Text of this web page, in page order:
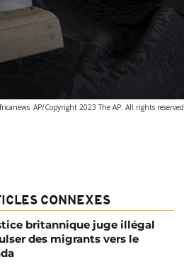
AP/Copyright 2023 The AP. All rights reserved
CONNEXES
britannique juge illégal
des migrants vers le